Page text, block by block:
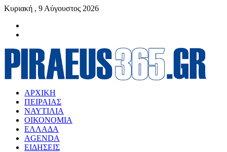
Κυριακή , 9 Αύγουστος 2026
ΑΡΧΙΚΗ
ΠΕΙΡΑΙΑΣ
ΝΑΥΤΙΛΙΑ
ΟΙΚΟΝΟΜΙΑ
ΕΛΛΑΔΑ
AGENDA
ΕΙΔΗΣΕΙΣ